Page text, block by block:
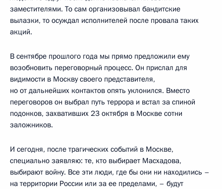
заместителями. То сам организовывал бандитские
вылазки, то осуждал исполнителей после провала таких
акций.
В сентябре прошлого года мы прямо предложили ему
возобновить переговорный процесс. Он прислал для
видимости в Москву своего представителя,
но от дальнейших контактов опять уклонился. Вместо
переговоров он выбрал путь террора и встал за спиной
подонков, захвативших 23 октября в Москве сотни
заложников.
И сегодня, после трагических событий в Москве,
специально заявляю: те, кто выбирает Масхадова,
выбирают войну. Все эти люди, где бы они ни находились –
на территории России или за ее пределами, – будут